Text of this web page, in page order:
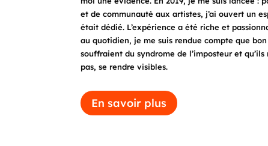
et de communauté aux artistes, j’ai ouvert un
était dédié. L’expérience a été riche et
au quotidien, je me suis rendue compte que bon
souffraient du syndrome de l’imposteur et qu’ils
pas, se rendre visibles.
En savoir plus